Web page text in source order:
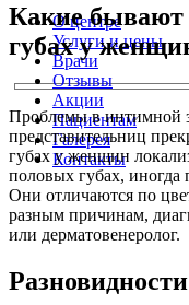
О центре
Услуги и цены
Врачи
Отзывы
Акции
Пациентам
Галерея
Контакты
Какие
губах у
Проблемы в интимной
представительниц
губах у женщин
половых губах, иногда
Они отличаются по
разным причинам,
или дерматовенеролог.